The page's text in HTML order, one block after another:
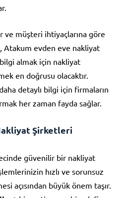
ve müşteri ihtiyaçlarına göre
Atakum evden eve nakliyat
almak için nakliyat
en doğrusu olacaktır.
detaylı bilgi için firmaların
her zaman fayda sağlar.
Şirketleri
güvenilir bir nakliyat
hızlı ve sorunsuz
açısından büyük önem taşır.